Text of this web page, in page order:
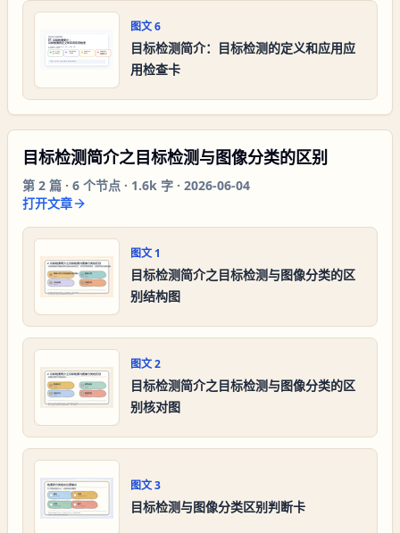
图文6
目标检测简介：目标检测的定义和应用应
用检查卡
目标检测简介之目标检测与图像分类的区别
第 2 篇 · 6 个节点 · 1.6k 字 · 2026-06-04
打开文章
图文 1
目标检测简介之目标检测与图像分类的区
别结构图
图文2
目标检测简介之目标检测与图像分类的区
别核对图
图文3
目标检测与图像分类区别判断卡